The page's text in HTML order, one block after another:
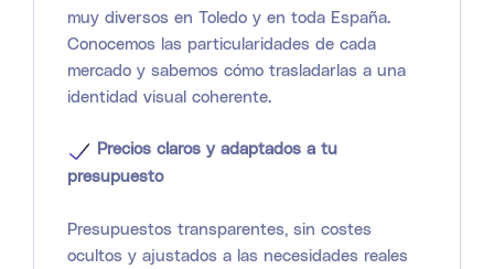
muy diversos en Toledo y en toda España.
Conocemos las particularidades de cada
mercado y sabemos cómo trasladarlas a una
identidad visual coherente.
Precios claros y adaptados a tu
presupuesto
Presupuestos transparentes, sin costes
ocultos y ajustados a las necesidades reales